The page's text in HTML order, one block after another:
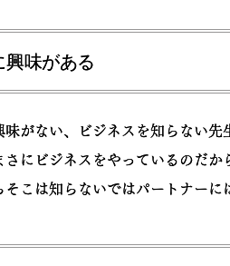
興味がある
興味がある
ない、ビジネスを知らない先
ビジネスをやっているのだか
は知らないではパートナーに
ない、ビジネスを知らない先
ビジネスをやっているのだか
は知らないではパートナーに